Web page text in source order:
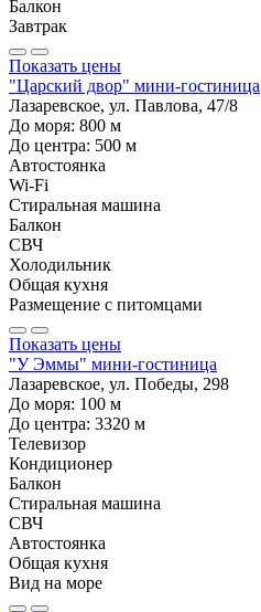
Балкон
Завтрак
Показать цены
"Царский двор" мини-гостиница
Лазаревское, ул. Павлова, 47/8
До моря: 800 м
До центра: 500 м
Автостоянка
Wi-Fi
Стиральная машина
Балкон
СВЧ
Холодильник
Общая кухня
Размещение с питомцами
Показать цены
"У Эммы" мини-гостиница
Лазаревское, ул. Победы, 298
До моря: 100 м
До центра: 3320 м
Телевизор
Кондиционер
Балкон
Стиральная машина
СВЧ
Автостоянка
Общая кухня
Вид на море